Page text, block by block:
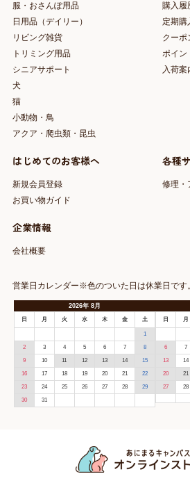
服・おさんぽ用品
日用品（デイリー）
リビング雑貨
トリミング用品
シニアサポート
犬
猫
小動物・鳥
アクア・爬虫類・昆虫
購入履
定期購
クーポ
ポイン
入荷
はじめてのお客様へ
新規会員登録
お買い物ガイド
各種
修理・
企業情報
会社概要
営業日カレンダー※色のついた日は休業日です。
2026年 8月
日 月 火 水 木 金 土
1
2 3 4 5 6 7 8
9 10 11 12 13 14 15
16 17 18 19 20 21 22
23 24 25 26 27 28 29
30 31
日 月
6 7
13 14
20 21
27 28